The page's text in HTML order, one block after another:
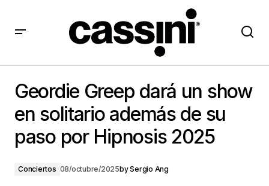
su paso por Hipnosis 2025
Geordie Greep dará un show
en solitario además de su
paso por Hipnosis 2025
Conciertos 08/octubre/2025bySergio Ang